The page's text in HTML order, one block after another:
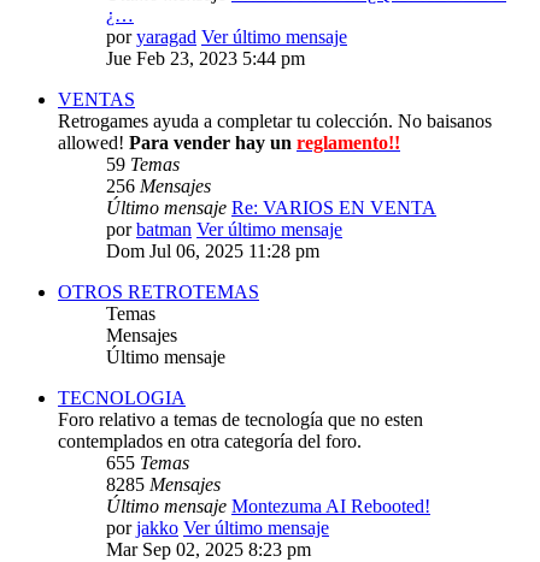
¿…
poryaragad Ver último mensaje
Jue Feb 23, 2023 5:44 pm
VENTAS
Retrogames ayuda a completar tu colección. No baisanos
allowed! Para vender hay un reglamento!!
59 Temas
256 Mensajes
Último mensaje Re: VARIOS EN VENTA
porbatman Ver último mensaje
Dom Jul 06, 2025 11:28 pm
OTROS RETROTEMAS
Temas
Mensajes
Último mensaje
TECNOLOGIA
Foro relativo a temas de tecnología que no esten
contemplados en otra categoría del foro.
655 Temas
8285 Mensajes
Último mensaje Montezuma AI Rebooted!
porjakko Ver último mensaje
Mar Sep 02, 2025 8:23 pm